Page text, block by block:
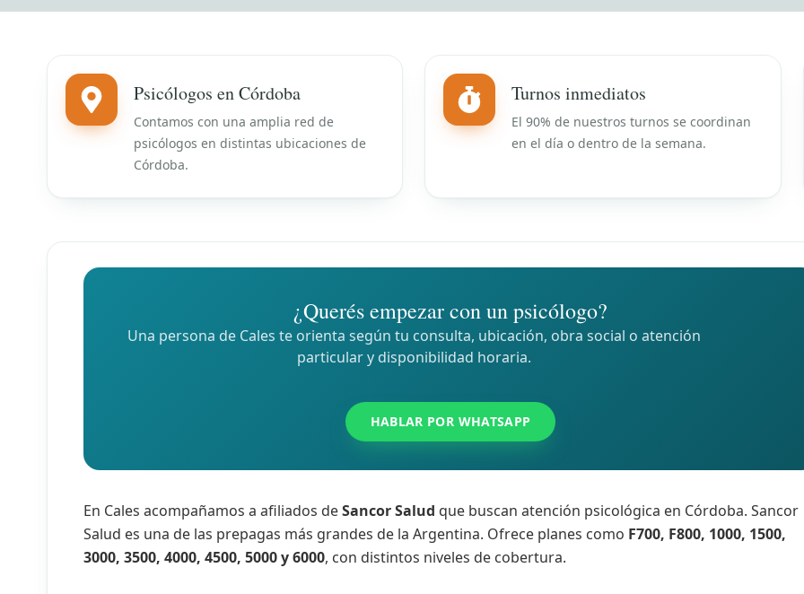
Psicólogos en Córdoba
Contamos con una amplia red de
psicólogos en distintas ubicaciones de
Córdoba.
Turnos inmediatos
El 90% de nuestros turnos se coordinan
en el día o dentro de la semana.
¿Querés empezar con un psicólogo?
Una persona de Cales te orienta según tu consulta, ubicación, obra social o atención
particular y disponibilidad horaria.
HABLAR POR WHATSAPP
En Cales acompañamos a afiliados deSancor Salud que buscan atención psicológica en Córdoba. Sancor
Salud es una de las prepagas más grandes de la Argentina. Ofrece planes como F700, F800, 1000, 1500,
3000, 3500, 4000, 4500, 5000 y 6000, con distintos niveles de cobertura.